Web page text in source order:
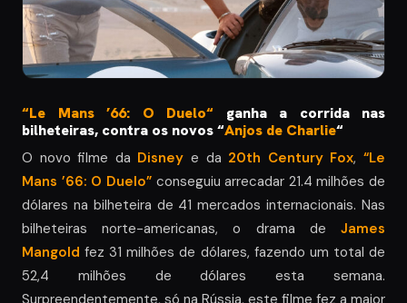
“Le Mans ’66: O Duelo“ ganha a corrida nas
bilheteiras, contra os novos “Anjos de Charlie“
O novo filme da Disney e da 20th Century Fox,“Le
Mans ’66: O Duelo”conseguiu arrecadar 21.4 milhões de
dólares na bilheteira de 41 mercados internacionais. Nas
bilheteiras norte-americanas, o drama de James
Mangold fez 31 milhões de dólares, fazendo um total de
52,4 milhões de dólares esta semana.